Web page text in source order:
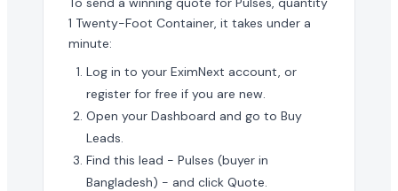
1 Twenty-Foot Container, it takes under a
minute:
Log in to your EximNext account, or
register for free if you are new.
Open your Dashboard and go to Buy
Leads.
Find this lead - Pulses (buyer in
Bangladesh) - and click Quote.